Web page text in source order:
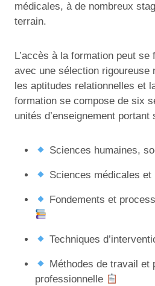
médicales, à de nombreux
terrain.
L’accès à la formation peut
avec une sélection rigoureuse
les aptitudes relationnelles et
formation se compose de six
unités d’enseignement portant
Sciences humaines,
Sciences médicales et
Fondements et
Techniques
Méthodes de travail et
professionnelle